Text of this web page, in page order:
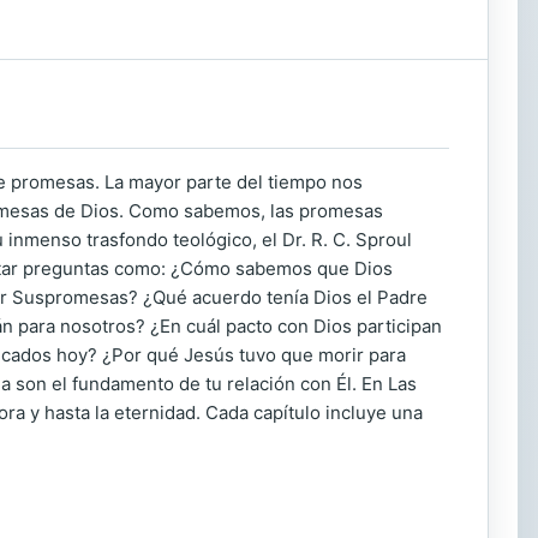
promesas. La mayor parte del tiempo nos
de Dios. Como sabemos, las promesas
trasfondo teológico, el Dr. R. C. Sproul
preguntas como: ¿Cómo sabemos que Dios
¿Qué acuerdo tenía Dios el Padre
para nosotros? ¿En cuál pacto con Dios participan
hoy? ¿Por qué Jesús tuvo que morir para
el fundamento de tu relación con Él. En Las
y hasta la eternidad. Cada capítulo incluye una